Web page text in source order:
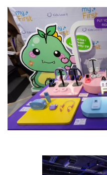
見守り用キッズスマート
「myFirst Camera」など
ケーションを支える役割を
製品発表会の様子
2026年４月に実施された